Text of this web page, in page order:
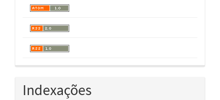
Indexações